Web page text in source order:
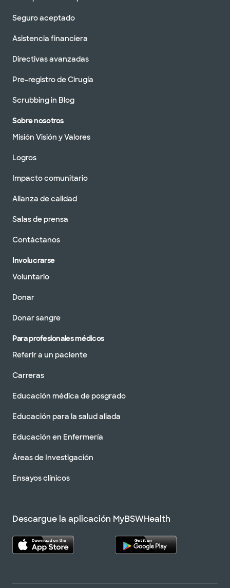
Seguro aceptado
Asistencia financiera
Directivas avanzadas
Pre-registro de Cirugía
Scrubbing in Blog
Sobre nosotros
Misión Visión y Valores
Logros
Impacto comunitario
Alianza de calidad
Salas de prensa
Contáctanos
Involucrarse
Voluntario
Donar
Donar sangre
Para profesionales médicos
Referir a un paciente
Carreras
Educación médica de posgrado
Educación para la salud aliada
Educación en Enfermería
Áreas de Investigación
Ensayos clínicos
Descargue la aplicación MyBSWHealth